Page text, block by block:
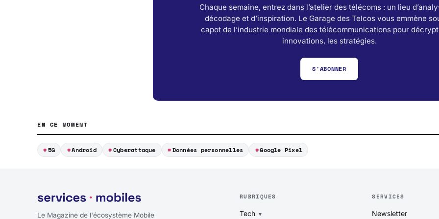
Chaque semaine, entrez dans l’atelier des télécoms : un lieu
décodage et d’inspiration. Le Garage des Telcos vous emmène
capot de l’industrie mondiale des télécommunications pour
innovations, les stratégies.
S'ABONNER
EN CE MOMENT
5G Android Cyberattaque Données personnelles Google Pixel
Le Magazine de l'écosystème Mobile
RUBRIQUES
Tech
SERVICES
Newsletter